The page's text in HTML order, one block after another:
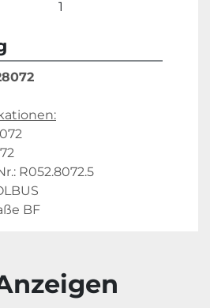
1
R052.8072.5
BF